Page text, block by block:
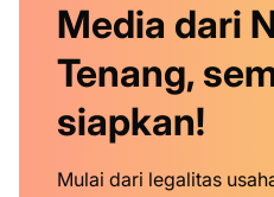
Media dari
Tenang,
siapkan!
Mulai dari legalitas